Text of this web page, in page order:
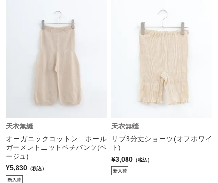
天衣無縫
オーガニックコットン ホール
ガーメントニットペチパンツ(ベ
ージュ)
¥5,830 （税込）
天衣無縫
リブ3分丈ショーツ(オフホワイ
ト)
¥3,080 （税込）